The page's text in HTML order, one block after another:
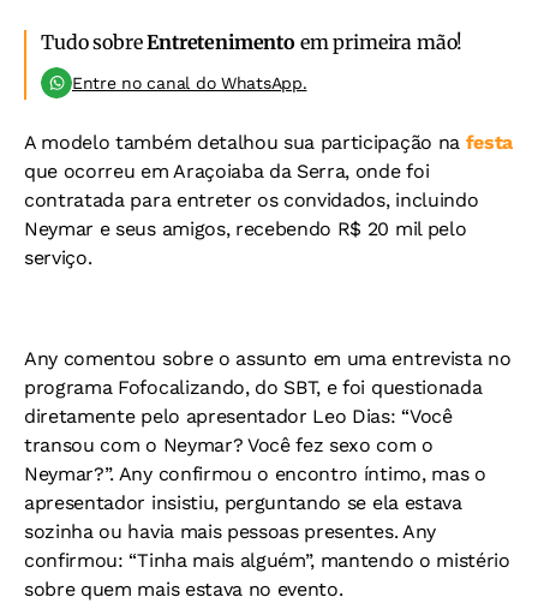
Tudo sobreEntretenimento em primeira mão!
Entre no canal do WhatsApp.
A modelo também detalhou sua participação na festa
que ocorreu em Araçoiaba da Serra, onde foi
contratada para entreter os convidados, incluindo
Neymar e seus amigos, recebendo R$ 20 mil pelo
serviço.
Any comentou sobre o assunto em uma entrevista no
programa Fofocalizando, do SBT, e foi questionada
diretamente pelo apresentador Leo Dias: “Você
transou com o Neymar? Você fez sexo com o
Neymar?”. Any confirmou o encontro íntimo, mas o
apresentador insistiu, perguntando se ela estava
sozinha ou havia mais pessoas presentes. Any
confirmou: “Tinha mais alguém”, mantendo o mistério
sobre quem mais estava no evento.